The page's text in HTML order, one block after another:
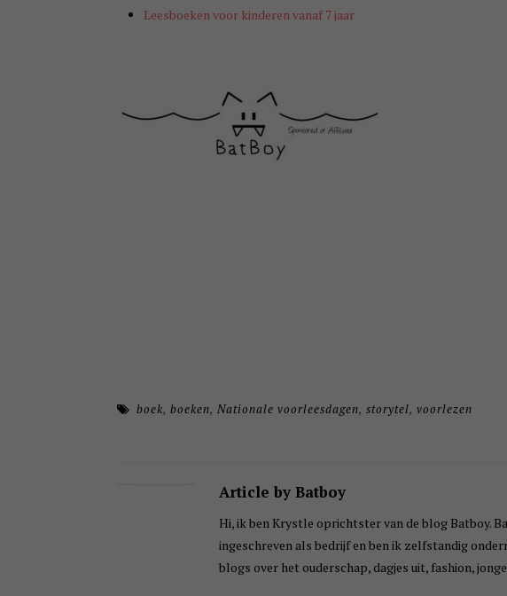
Leesboeken voor kinderen vanaf 7 jaar
boek,boeken,Nationale voorleesdagen,storytel,voorlezen
Article by Batboy
Hi, ik ben Krystle oprichtster van de blog Batboy.
ingeschreven als bedrijf en ben ik zelfstandig
blogs over het ouderschap, dagjes uit, fashion,